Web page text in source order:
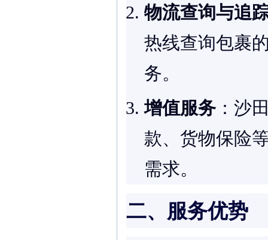
物流查询与追
热线查询包裹
务。
增值服务：沙
款、货物保险
需求。
二、服务优势